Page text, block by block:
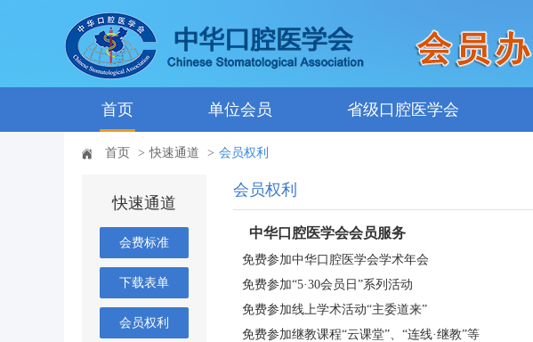
首页 单位会员 省级口腔医学会
首页 > 快速通道 > 会员权利
快速通道
会费标准
下载表单
会员权利
会员权利
中华口腔医学会会员服务
免费参加中华口腔医学会学术年会
免费参加“5·30会员日”系列活动
免费参加线上学术活动“主委道来”
免费参加继教课程“云课堂”、“连线·继教”等